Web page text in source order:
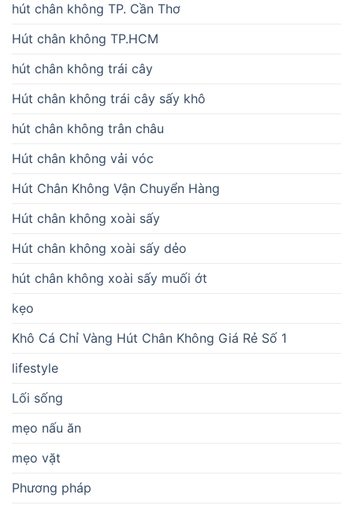
hút chân không TP. Cần Thơ
Hút chân không TP.HCM
hút chân không trái cây
Hút chân không trái cây sấy khô
hút chân không trân châu
Hút chân không vải vóc
Hút Chân Không Vận Chuyển Hàng
Hút chân không xoài sấy
Hút chân không xoài sấy dẻo
hút chân không xoài sấy muối ớt
kẹo
Khô Cá Chỉ Vàng Hút Chân Không Giá Rẻ Số 1
lifestyle
Lối sống
mẹo nấu ăn
mẹo vặt
Phương pháp